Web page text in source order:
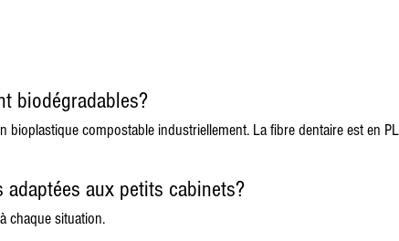
biodégradables?
bioplastique compostable industriellement. La fibre dentaire est en
adaptées aux petits cabinets?
chaque situation.